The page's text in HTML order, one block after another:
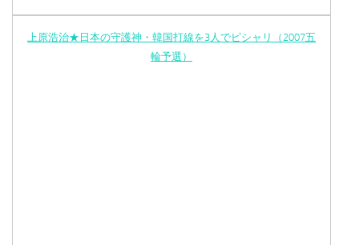
上原浩治★日本の守護神・韓国打線を3人でピシャリ（2007五
輪予選）